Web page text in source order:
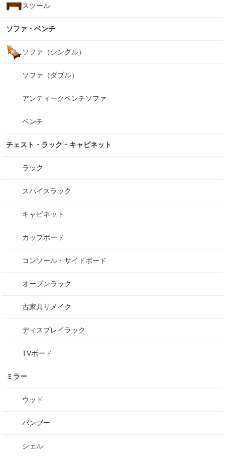
スツール
ソファ・ベンチ
ソファ（シングル）
ソファ（ダブル）
アンティークベンチソファ
ベンチ
チェスト・ラック・キャビネット
ラック
スパイスラック
キャビネット
カップボード
コンソール・サイドボード
オープンラック
古家具リメイク
ディスプレイラック
TVボード
ミラー
ウッド
バンブー
シェル